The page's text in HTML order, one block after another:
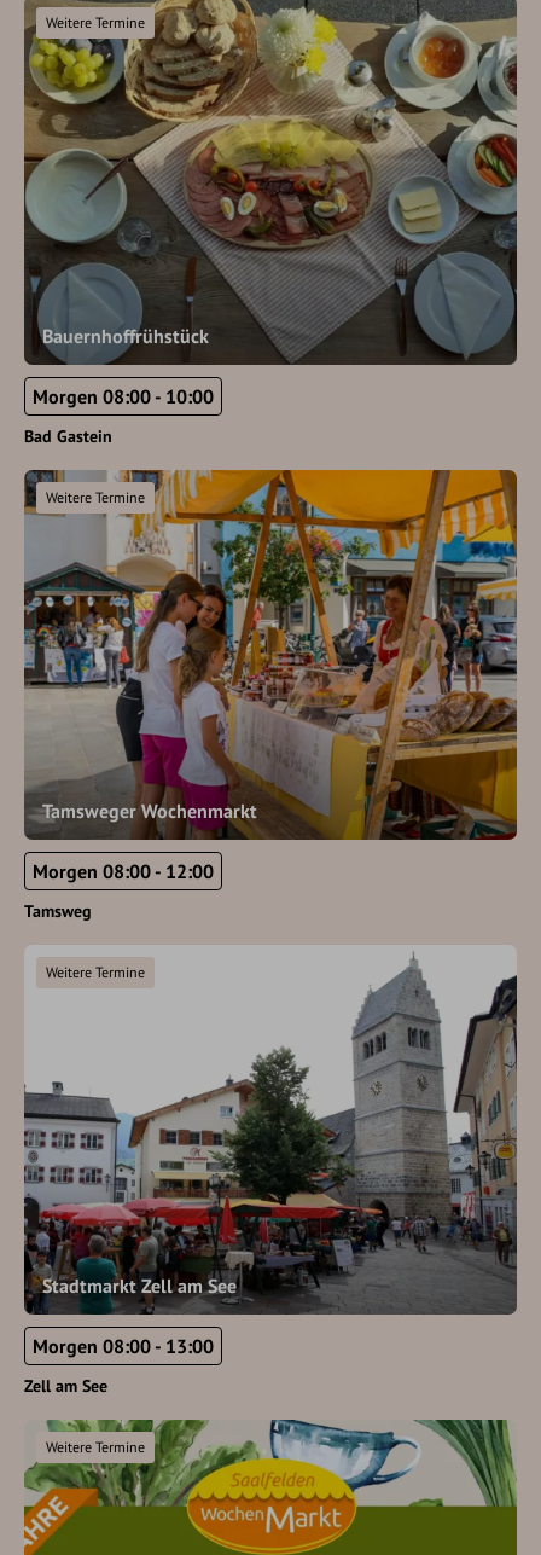
Bauernhoffrühstück
Weitere Termine
Morgen 08:00 - 10:00
Bad Gastein
Tamsweger Wochenmarkt
Weitere Termine
Morgen 08:00 - 12:00
Tamsweg
Stadtmarkt Zell am See
Weitere Termine
Morgen 08:00 - 13:00
Zell am See
Weitere Termine